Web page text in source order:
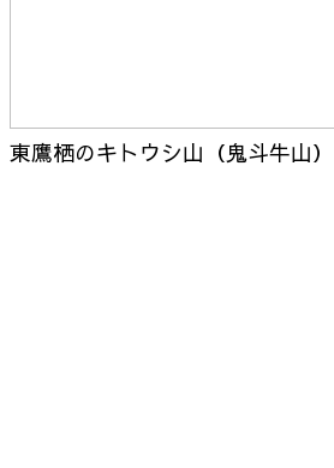
東鷹栖のキトウシ山（鬼斗牛山）